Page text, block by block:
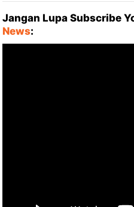
Jangan Lupa Subscribe
News: